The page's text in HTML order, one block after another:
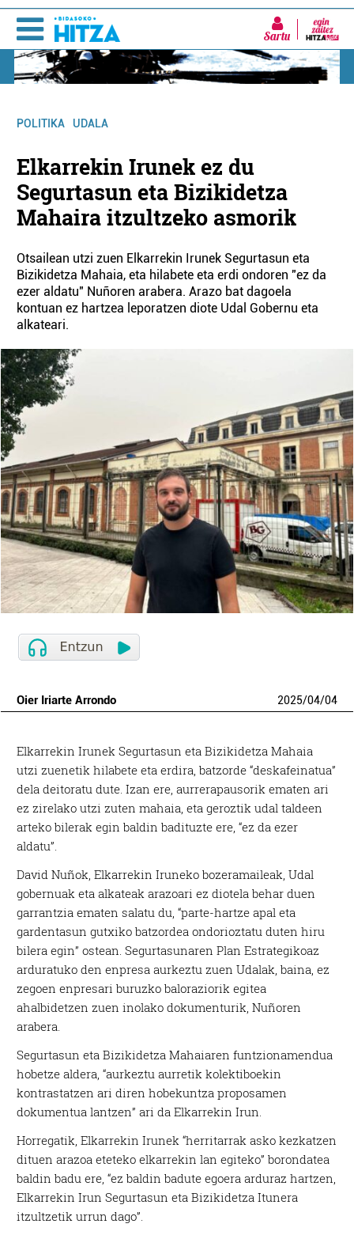
Sartu
POLITIKA UDALA
Elkarrekin Irunek ez du
Segurtasun eta Bizikidetza
Mahaira itzultzeko asmorik
Otsailean utzi zuen Elkarrekin Irunek Segurtasun eta
Bizikidetza Mahaia, eta hilabete eta erdi ondoren "ez da
ezer aldatu" Nuñoren arabera. Arazo bat dagoela
kontuan ez hartzea leporatzen diote Udal Gobernu eta
alkateari.
Oier Iriarte Arrondo 2025/04/04
Elkarrekin Irunek Segurtasun eta Bizikidetza Mahaia
utzi zuenetik hilabete eta erdira, batzorde “deskafeinatua”
dela deitoratu dute. Izan ere, aurrerapausorik ematen ari
ez zirelako utzi zuten mahaia, eta geroztik udal taldeen
arteko bilerak egin baldin badituzte ere, “ez da ezer
aldatu”.
David Nuñok, Elkarrekin Iruneko bozeramaileak, Udal
gobernuak eta alkateak arazoari ez diotela behar duen
garrantzia ematen salatu du, “parte-hartze apal eta
gardentasun gutxiko batzordea ondorioztatu duten hiru
bilera egin” ostean. Segurtasunaren Plan Estrategikoaz
arduratuko den enpresa aurkeztu zuen Udalak, baina, ez
zegoen enpresari buruzko baloraziorik egitea
ahalbidetzen zuen inolako dokumenturik, Nuñoren
arabera.
Segurtasun eta Bizikidetza Mahaiaren funtzionamendua
hobetze aldera, “aurkeztu aurretik kolektiboekin
kontrastatzen ari diren hobekuntza proposamen
dokumentua lantzen” ari da Elkarrekin Irun.
Horregatik, Elkarrekin Irunek “herritarrak asko kezkatzen
dituen arazoa eteteko elkarrekin lan egiteko” borondatea
baldin badu ere, “ez baldin badute egoera arduraz hartzen,
Elkarrekin Irun Segurtasun eta Bizikidetza Itunera
itzultzetik urrun dago”.